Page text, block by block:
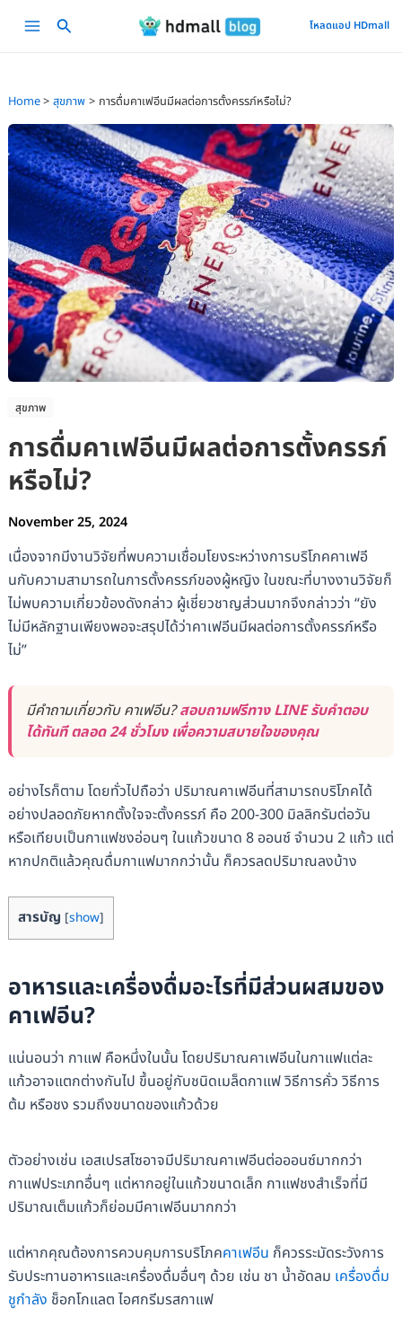
Main
โหลดแอป HDmall
Home สุขภาพ การดื่มคาเฟอีนมีผลต่อการตั้งครรภ์หรือไม่?
สุขภาพ
การดื่มคาเฟอีนมีผลต่อการตั้งครรภ์
หรือไม่?
November 25, 2024
เนื่องจากมีงานวิจัยที่พบความเชื่อมโยงระหว่างการบริโภคคาเฟอี
นกับความสามารถในการตั้งครรภ์ของผู้หญิง ในขณะที่บางงานวิจัยก็
ไม่พบความเกี่ยวข้องดังกล่าว ผู้เชี่ยวชาญส่วนมากจึงกล่าวว่า “ยัง
ไม่มีหลักฐานเพียงพอจะสรุปได้ว่าคาเฟอีนมีผลต่อการตั้งครรภ์หรือ
ไม่”
มีคำถามเกี่ยวกับ คาเฟอีน?สอบถามฟรีทาง LINE รับคำตอบ
ได้ทันที ตลอด 24 ชั่วโมง เพื่อความสบายใจของคุณ
อย่างไรก็ตาม โดยทั่วไปถือว่า ปริมาณคาเฟอีนที่สามารถบริโภคได้
อย่างปลอดภัยหากตั้งใจจะตั้งครรภ์ คือ 200-300 มิลลิกรัมต่อวัน
หรือเทียบเป็นกาแฟชงอ่อนๆ ในแก้วขนาด 8 ออนซ์ จำนวน 2 แก้ว แต่
หากปกติแล้วคุณดื่มกาแฟมากกว่านั้น ก็ควรลดปริมาณลงบ้าง
สารบัญ [show]
อาหารและเครื่องดื่มอะไรที่มีส่วนผสมของ
คาเฟอีน?
แน่นอนว่า กาแฟ คือหนึ่งในนั้น โดยปริมาณคาเฟอีนในกาแฟแต่ละ
แก้วอาจแตกต่างกันไป ขึ้นอยู่กับชนิดเมล็ดกาแฟ วิธีการคั่ว วิธีการ
ต้ม หรือชง รวมถึงขนาดของแก้วด้วย
ตัวอย่างเช่น เอสเปรสโซอาจมีปริมาณคาเฟอีนต่อออนซ์มากกว่า
กาแฟประเภทอื่นๆ แต่หากอยู่ในแก้วขนาดเล็ก กาแฟชงสำเร็จที่มี
ปริมาณเต็มแก้วก็ย่อมมีคาเฟอีนมากกว่า
แต่หากคุณต้องการควบคุมการบริโภคคาเฟอีน ก็ควรระมัดระวังการ
รับประทานอาหารและเครื่องดื่มอื่นๆ ด้วย เช่น ชา น้ำอัดลม เครื่องดื่ม
ชูกำลัง ช็อกโกแลต ไอศกรีมรสกาแฟ